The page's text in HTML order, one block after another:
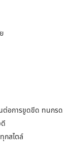
ต่อการขูดขีด ทนกรด
กสไตล์